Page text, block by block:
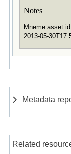
Notes
Mneme asset
2013-05-
Metadata
Related